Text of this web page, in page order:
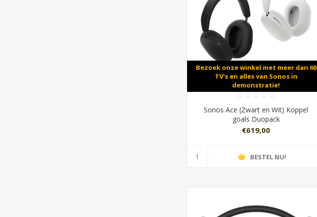
Bezoek onze winkel met meer dan 60
TV's en alles van Sonos in
demonstratie!
Sonos Ace (Zwart en Wit) Koppel
goals Duopack
€619,00
BESTEL NU!